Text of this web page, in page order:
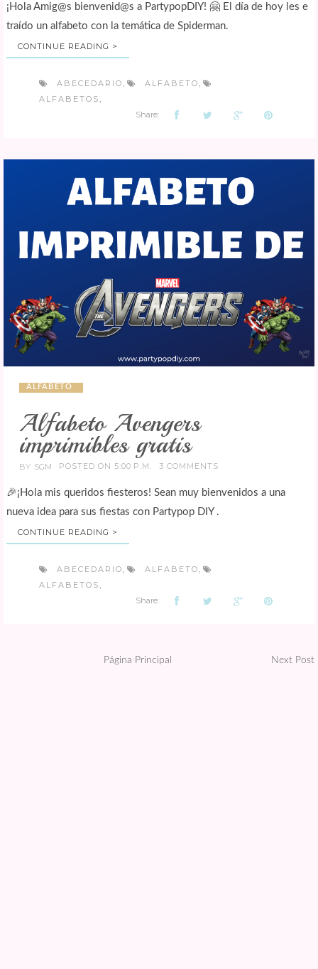
¡Hola Amig@s bienvenid@s a PartypopDIY! 🤗 El día de hoy les e
traído un alfabeto con la temática de Spiderman.
CONTINUE READING >
ABECEDARIO ALFABETO
ALFABETOS
Share:
ALFABETO
Alfabeto Avengers
imprimibles gratis
BY SGM POSTED ON 5:00 P.M. 3 COMMENTS
🎉¡Hola mis queridos fiesteros! Sean muy bienvenidos a una
nueva idea para sus fiestas con Partypop DIY .
CONTINUE READING >
ABECEDARIO ALFABETO
ALFABETOS
Share:
Página Principal Next Post